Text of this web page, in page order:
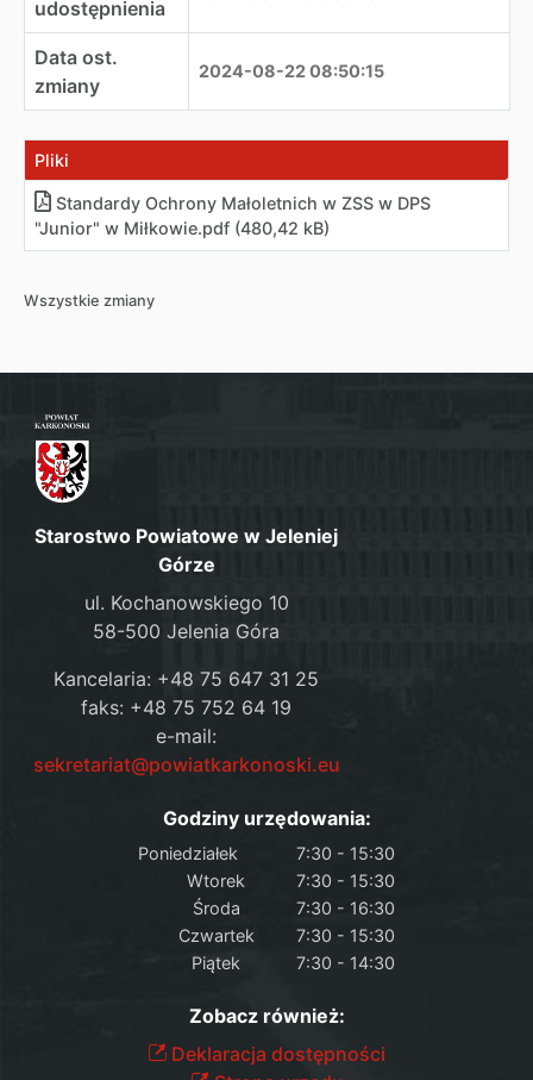
udostępnienia
Data ost.
zmiany
2024-08-22 08:50:15
Pliki
Standardy Ochrony Małoletnich w ZSS w DPS
"Junior" w Miłkowie.pdf (480,42 kB)
Wszystkie zmiany
Starostwo Powiatowe w Jeleniej
Górze
ul. Kochanowskiego 10
58-500 Jelenia Góra
Kancelaria: +48 75 647 31 25
faks: +48 75 752 64 19
e-mail:
sekretariat@powiatkarkonoski.eu
Godziny urzędowania:
Poniedziałek
7:30 - 15:30
Wtorek
7:30 - 15:30
Środa
7:30 - 16:30
Czwartek
7:30 - 15:30
Piątek
7:30 - 14:30
Zobacz również:
Deklaracja dostępności